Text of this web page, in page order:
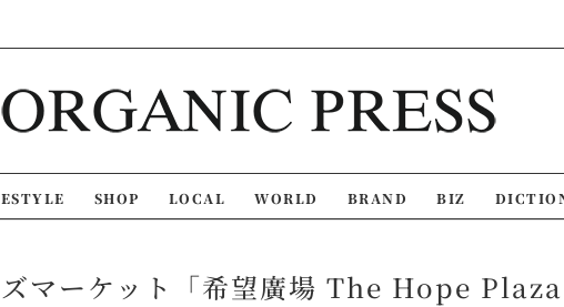
SHOP LOCAL WORLD BRAND BIZ
ズマーケット「希望廣場 The Hope